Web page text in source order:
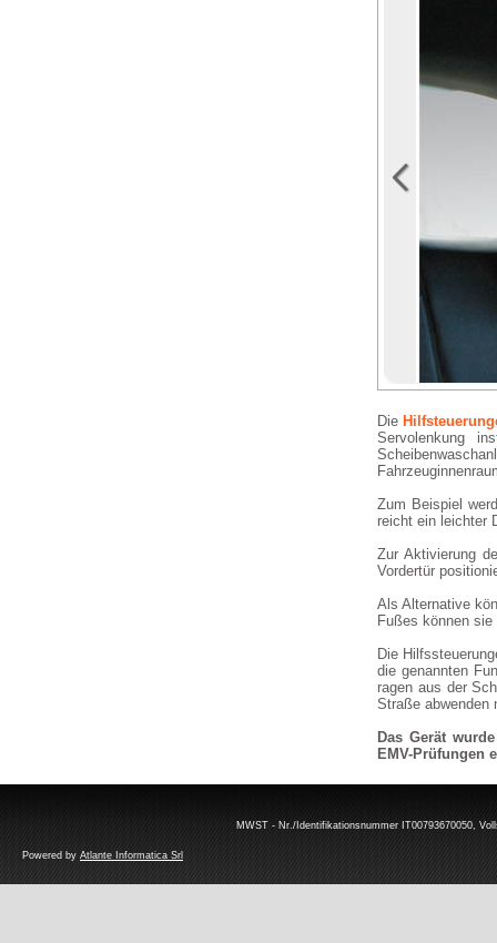
Die
Servolenkung
Zum Beispiel
reicht ein leichter
Zur Aktivierung
Vordertür
Als Alternative
Fußes können
Die
die genannten
ragen aus der
Straße abwenden
Das Gerät
EMV-Prüfungen
MWST - Nr./Identifikationsnummer IT00793670050,
Powered by Atlante Informatica Srl